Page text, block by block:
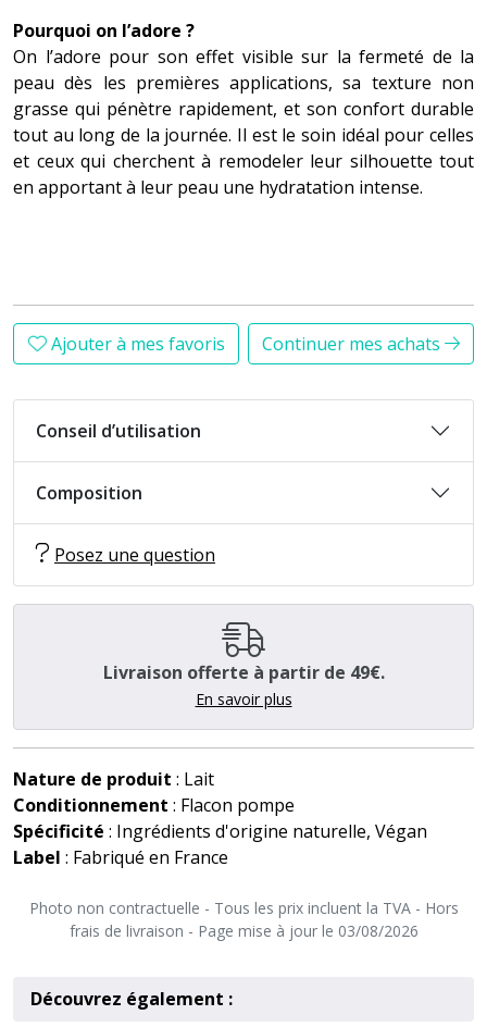
Pourquoi on l’adore ?
On l’adore pour son effet visible sur la fermeté de la
peau dès les premières applications, sa texture non
grasse qui pénètre rapidement, et son confort durable
tout au long de la journée. Il est le soin idéal pour celles
et ceux qui cherchent à remodeler leur silhouette tout
en apportant à leur peau une hydratation intense.
Ajouter à mes favoris Continuer mes achats
Conseil d’utilisation
Composition
Posez une question
Livraison offerte à partir de 49€.
En savoir plus
Nature de produit : Lait
Conditionnement : Flacon pompe
Spécificité : Ingrédients d'origine naturelle, Végan
Label : Fabriqué en France
Photo non contractuelle - Tous les prix incluent la TVA - Hors
frais de livraison - Page mise à jour le 03/08/2026
Découvrez également :